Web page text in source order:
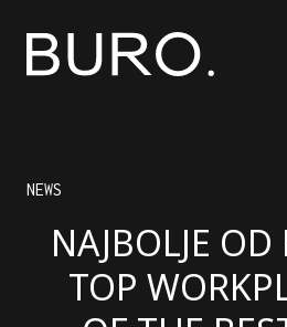
NEWS
NAJBOLJE
TOP